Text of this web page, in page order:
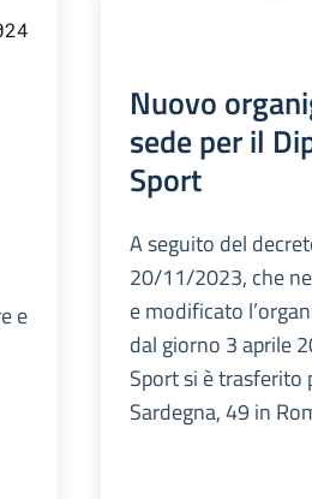
e
Nuovo
sede per il
Sport
A seguito del
20/11/2023, che
e modificato
dal giorno 3 aprile
Sport si è trasferito
Sardegna, 49 in